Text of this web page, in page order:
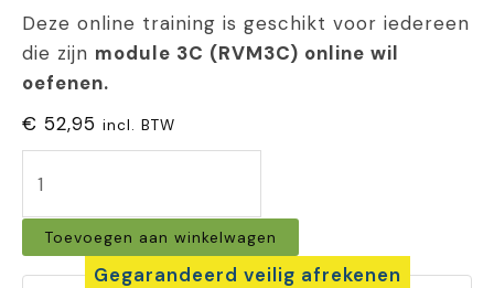
Deze online training is geschikt voor iedereen
die zijn module 3C (RVM3C) online wil
oefenen.
€ 52,95 incl. BTW
vrachtwagen
Toevoegen aan winkelwagen
Gegarandeerd veilig afrekenen